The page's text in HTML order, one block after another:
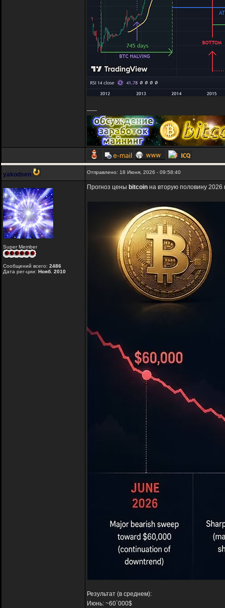
-----
yakodsen Отправлено: 18 Июня, 2026 - 09:58:40
Super Member
Сообщений всего: 2486
Дата рег-ции: Нояб. 2010
Прогноз цены bitcoin на вторую половину 2026
Результат (в среднем):
Июнь: ~60`000$